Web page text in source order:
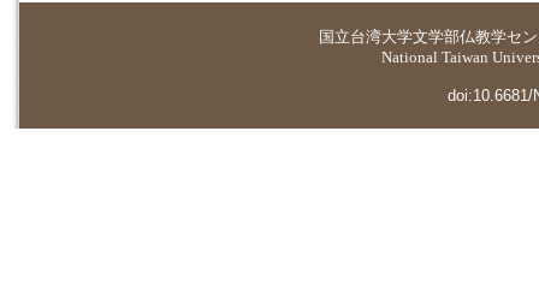
国立台湾大学文学部仏教学セ
National Taiwan
doi:10.6681/